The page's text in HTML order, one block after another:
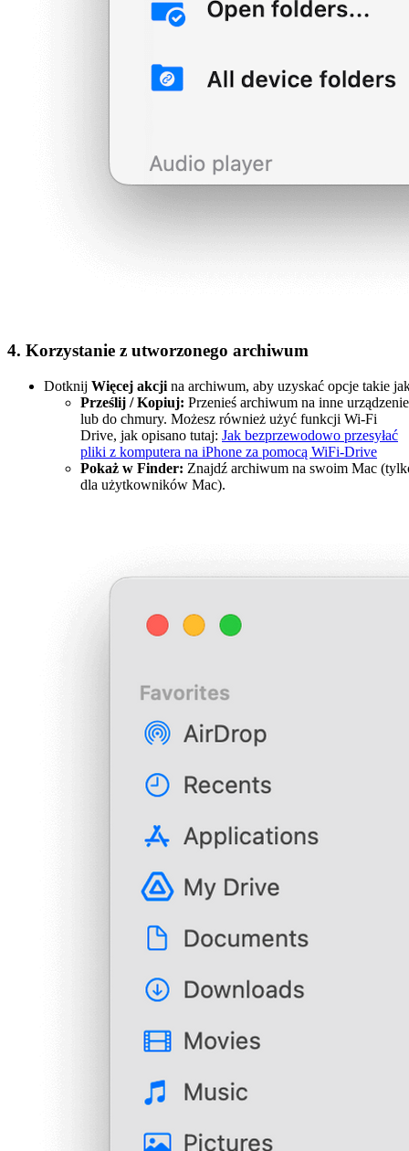
4. Korzystanie z utworzonego archiwum
Dotknij Więcej akcji na archiwum, aby uzyskać opcje takie
Prześlij / Kopiuj: Przenieś archiwum na inne urządzenie
lub do chmury. Możesz również użyć funkcji Wi-Fi
Drive, jak opisano tutaj: Jak bezprzewodowo przesyłać
pliki z komputera na iPhone za pomocą WiFi-Drive
Pokaż w Finder: Znajdź archiwum na swoim Mac
dla użytkowników Mac).